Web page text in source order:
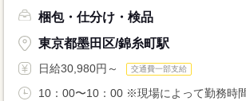
梱包・仕分け・検品
東京都墨田区/錦糸町駅
日給30,980円～ 交通費一部支給
10：00〜10：00 ※現場によって勤務時間